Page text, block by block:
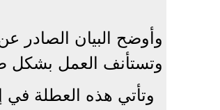
وأوضح البيان الصادر
وتستأنف العمل بشكل طبيعي
وتأتي هذه العطلة في